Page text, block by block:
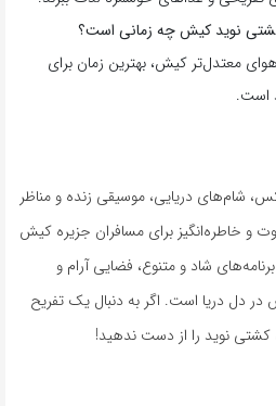
کشتی نوید کیش چه زمانی است؟
معتدل‌تر کیش، بهترین زمان برای
است.
شام‌های دریایی، موسیقی زنده و مناظر
و خاطره‌انگیز برای مسافران جزیره کیش
شاد و متنوع، فضایی آرام و
دل دریا است. اگر به دنبال یک تفریح
نوید را از دست ندهید!